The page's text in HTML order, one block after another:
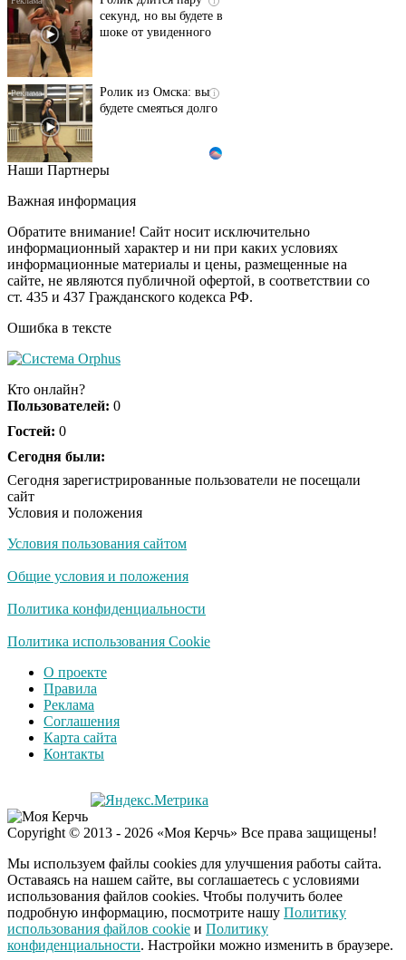
секунд, но вы будете в
шоке от увиденного
Ролик из Омска: вы
будете смеяться долго
Ржу не переставая, это
не раз
i
Скрытая камера на
пляже Крыма: Что
люди вытворяют, когда
Ролик длится
долго
Королева вагона
оставит равнодушным
Экс-бойфренд дочери
из-за макарон
Наши Партнеры
Важная информация
Обратите внимание! Сайт носит исключительно
информационный характер и ни при каких условиях
информационные материалы и цены, размещенные на
сайте, не являются публичной офертой, в соответствии со
ст. 435 и 437 Гражданского кодекса РФ.
Ошибка в тексте
Кто онлайн?
Пользователей: 0
Гостей: 0
Сегодня были:
Сегодня зарегистрированные пользователи не посещали
сайт
Условия и положения
Условия пользования сайтом
Общие условия и положения
Политика конфиденциальности
Политика использования Cookie
О проекте
Правила
Реклама
Соглашения
Карта сайта
Контакты
Copyright © 2013 - 2026 «Моя Керчь» Все права защищены!
Мы используем файлы cookies для улучшения работы сайта.
Оставаясь на нашем сайте, вы соглашаетесь с условиями
использования файлов cookies. Чтобы получить более
подробную информацию, посмотрите нашу Политику
использования файлов cookie и Политику
конфиденциальности. Настройки можно изменить в браузере.